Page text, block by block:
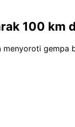
100 km
menyoroti